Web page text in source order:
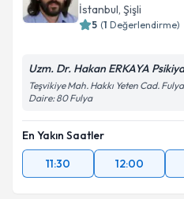
İstanbul , Şişli
5 (1 Değerlendirme)
Uzm. Dr. Hakan ERKAYA
Teşvikiye Mah. Hakkı Yeten Cad.
Daire: 80 Fulya
En Yakın Saatler
11:30
12:00